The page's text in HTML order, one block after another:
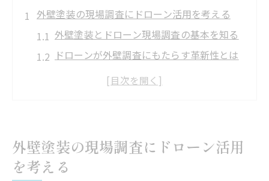
外壁塗装の現場調査にドローン活用を考える
外壁塗装とドローン現場調査の基本を知る
ドローンが外壁調査にもたらす革新性とは
従来調査と比較した外壁塗装の新手法
ドローンを使った調査が外壁塗装にもたらす変
化
外壁塗装の現場調査にドローン活用
を考える